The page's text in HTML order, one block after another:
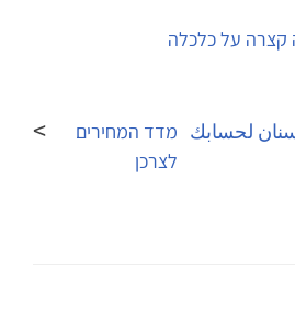
על כלכלה
لحسابك מדד המחירים
לצרכן